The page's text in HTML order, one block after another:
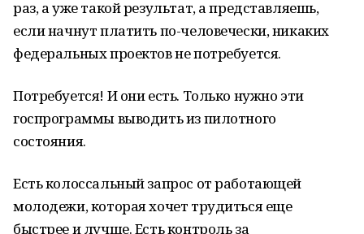
раз, а уже такой результат, а представляешь,
если начнут платить по-человечески, никаких
федеральных проектов не потребуется.
Потребуется! И они есть. Только нужно эти
госпрограммы выводить из пилотного
состояния.
Есть колоссальный запрос от работающей
молодежи, которая хочет трудиться еще
быстрее и лучше. Есть контроль за